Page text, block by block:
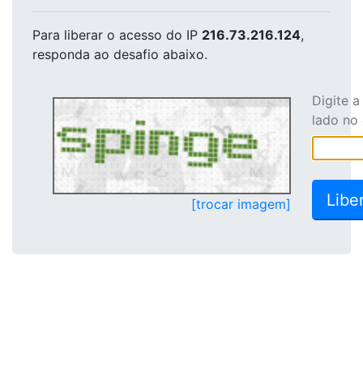
Para liberar o acesso do IP 216.73.216.124,
responda ao desafio abaixo.
[trocar imagem]
Digite
lado no